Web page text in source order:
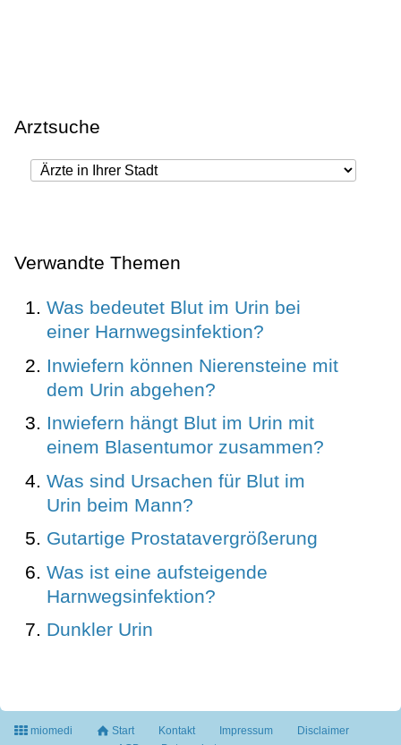
Arztsuche
Verwandte Themen
Was bedeutet Blut im Urin bei
einer Harnwegsinfektion?
Inwiefern können Nierensteine mit
dem Urin abgehen?
Inwiefern hängt Blut im Urin mit
einem Blasentumor zusammen?
Was sind Ursachen für Blut im
Urin beim Mann?
Gutartige Prostatavergrößerung
Was ist eine aufsteigende
Harnwegsinfektion?
Dunkler Urin
miomedi Start Kontakt Impressum
Disclaimer